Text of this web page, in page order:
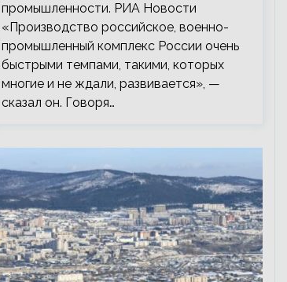
промышленности. РИА Новости
«Производство российское, военно-
промышленный комплекс России очень
быстрыми темпами, такими, которых
многие и не ждали, развивается», —
сказал он. Говоря…